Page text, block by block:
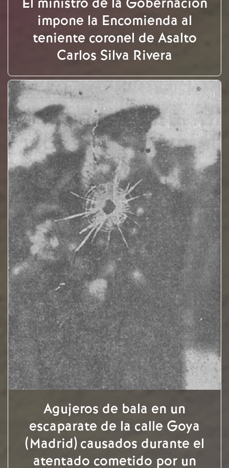
impone la Encomienda al
teniente coronel de Asalto
Carlos Silva Rivera
Agujeros de bala en un
escaparate de la calle Goya
(Madrid) causados durante el
atentado cometido por un